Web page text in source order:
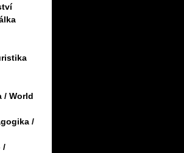
/ World
/
/